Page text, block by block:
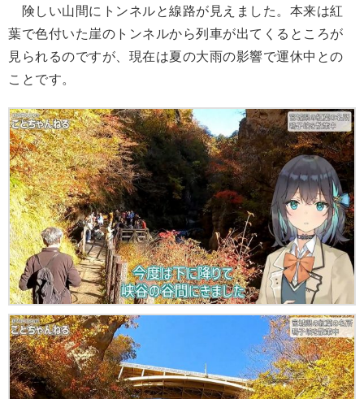
険しい山間にトンネルと線路が見えました。本来は紅
葉で色付いた崖のトンネルから列車が出てくるところが
見られるのですが、現在は夏の大雨の影響で運休中との
ことです。